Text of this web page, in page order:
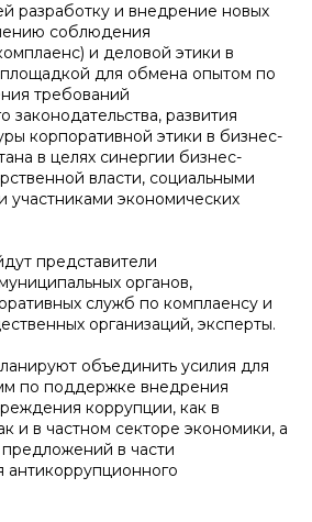
разработку и внедрение новых
соблюдения
и деловой этики в
для обмена опытом по
требований
законодательства, развития
корпоративной этики в бизнес-
в целях синергии бизнес-
власти, социальными
участниками экономических
представители
органов,
служб по комплаенсу и
организаций, эксперты.
объединить усилия для
по поддержке внедрения
коррупции, как в
и в частном секторе экономики, а
в части
антикоррупционного